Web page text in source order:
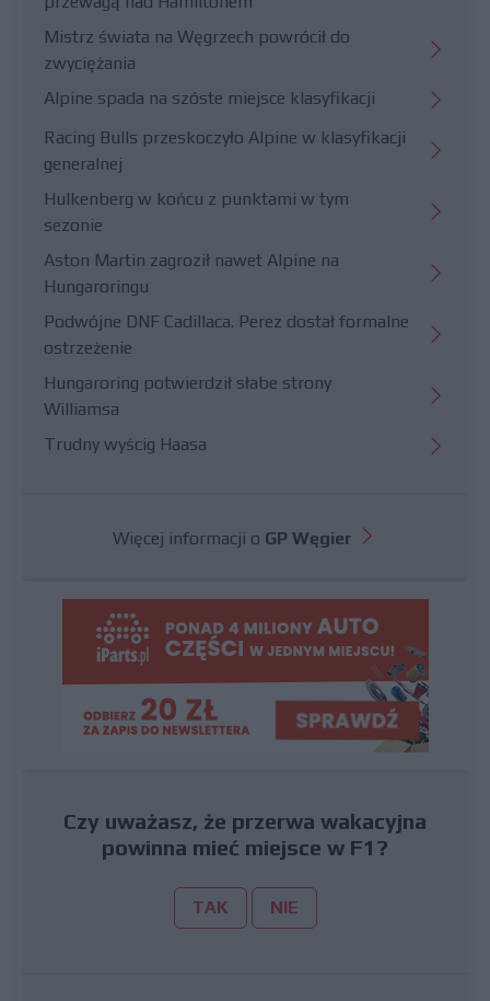
Mistrz świata na Węgrzech powrócił do
zwyciężania
Alpine spada na szóste miejsce klasyfikacji
Racing Bulls przeskoczyło Alpine w klasyfikacji
generalnej
Hulkenberg w końcu z punktami w tym
sezonie
Aston Martin zagroził nawet Alpine na
Hungaroringu
Podwójne DNF Cadillaca. Perez dostał formalne
ostrzeżenie
Hungaroring potwierdził słabe strony
Williamsa
Trudny wyścig Haasa
Więcej informacji o GP Węgier
Czy uważasz, że przerwa wakacyjna
powinna mieć miejsce w F1?
TAK NIE